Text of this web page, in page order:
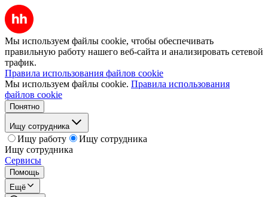
Мы используем файлы cookie, чтобы обеспечивать
правильную работу нашего веб-сайта и анализировать сетевой
трафик.
Правила использования файлов cookie
Мы используем файлы cookie. Правила использования
файлов cookie
Понятно
Ищу сотрудника
Ищу работу
Ищу сотрудника
Ищу сотрудника
Сервисы
Помощь
Ещё